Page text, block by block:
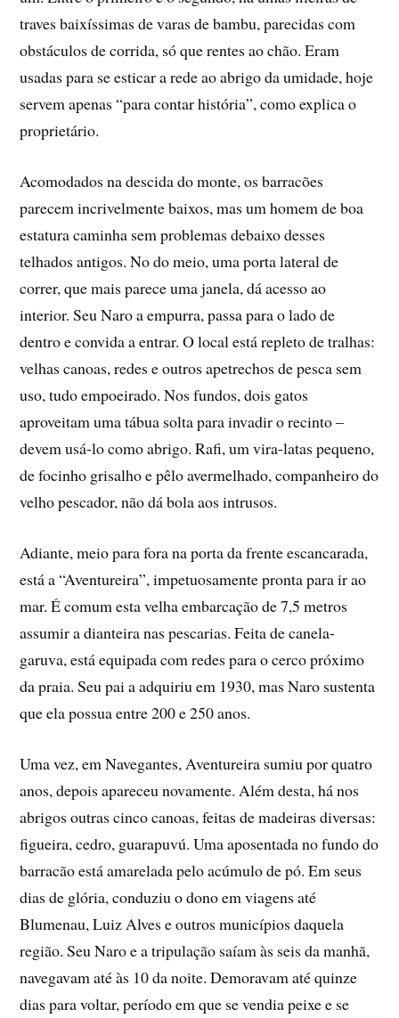
traves baixíssimas de varas de bambu, parecidas com
obstáculos de corrida, só que rentes ao chão. Eram
usadas para se esticar a rede ao abrigo da umidade, hoje
servem apenas “para contar história”, como explica o
proprietário.
Acomodados na descida do monte, os barracões
parecem incrivelmente baixos, mas um homem de boa
estatura caminha sem problemas debaixo desses
telhados antigos. No do meio, uma porta lateral de
correr, que mais parece uma janela, dá acesso ao
interior. Seu Naro a empurra, passa para o lado de
dentro e convida a entrar. O local está repleto de tralhas:
velhas canoas, redes e outros apetrechos de pesca sem
uso, tudo empoeirado. Nos fundos, dois gatos
aproveitam uma tábua solta para invadir o recinto –
devem usá-lo como abrigo. Rafi, um vira-latas pequeno,
de focinho grisalho e pêlo avermelhado, companheiro do
velho pescador, não dá bola aos intrusos.
Adiante, meio para fora na porta da frente escancarada,
está a “Aventureira”, impetuosamente pronta para ir ao
mar. É comum esta velha embarcação de 7,5 metros
assumir a dianteira nas pescarias. Feita de canela-
garuva, está equipada com redes para o cerco próximo
da praia. Seu pai a adquiriu em 1930, mas Naro sustenta
que ela possua entre 200 e 250 anos.
Uma vez, em Navegantes, Aventureira sumiu por quatro
anos, depois apareceu novamente. Além desta, há nos
abrigos outras cinco canoas, feitas de madeiras diversas:
figueira, cedro, guarapuvú. Uma aposentada no fundo do
barracão está amarelada pelo acúmulo de pó. Em seus
dias de glória, conduziu o dono em viagens até
Blumenau, Luiz Alves e outros municípios daquela
região. Seu Naro e a tripulação saíam às seis da manhã,
navegavam até às 10 da noite. Demoravam até quinze
dias para voltar, período em que se vendia peixe e se